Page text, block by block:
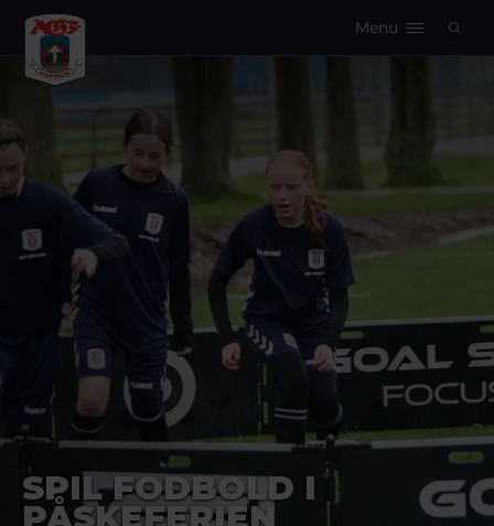
Menu
SPIL FODBOLD I
PÅSKEFERIEN